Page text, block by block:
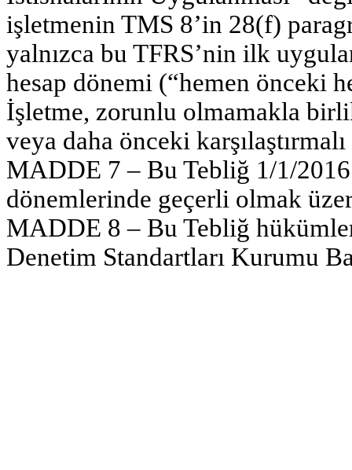
işletmenin TMS 8’in 28(f)
yalnızca bu TFRS’nin ilk
hesap dönemi (“hemen önceki
İşletme, zorunlu olmamakla
veya daha önceki
MADDE 7 – Bu Tebliğ 1/1/
dönemlerinde geçerli olmak
MADDE 8 – Bu Tebliğ
Denetim Standartları Kurumu